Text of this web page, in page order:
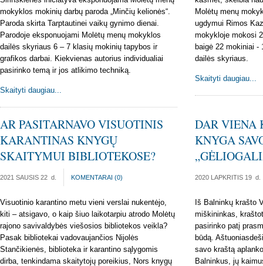
mokyklos mokinių darbų paroda „Minčių kelionės“.
Paroda skirta Tarptautinei vaikų gynimo dienai.
Parodoje eksponuojami Molėtų menų mokyklos
dailės skyriaus 6 – 7 klasių mokinių tapybos ir
grafikos darbai. Kiekvienas autorius individualiai
pasirinko temą ir jos atlikimo techniką.
Skaityti daugiau...
Molėtų menų
ugdymui Rimos
mokykloje mokosi
baigė 22 mokiniai
dailės skyriaus.
Skaityti daugiau...
AR PASITARNAVO VISUOTINIS
KARANTINAS KNYGŲ
SKAITYMUI BIBLIOTEKOSE?
2021 SAUSIS 22 d. KOMENTARAI (0)
Visuotinio karantino metu vieni verslai nukentėjo,
kiti – atsigavo, o kaip šiuo laikotarpiu atrodo Molėtų
rajono savivaldybės viešosios bibliotekos veikla?
Pasak bibliotekai vadovaujančios Nijolės
Stančikienės, biblioteka ir karantino sąlygomis
dirba, tenkindama skaitytojų poreikius, Nors knygų
DAR VIENA
KNYGA
2020 LAPKRITIS 19 d.
Iš Balninkų krašto
miškininkas,
pasirinko patį
būdą.
savo kraštą
Balninkus, jų